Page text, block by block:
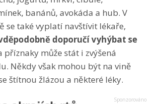
banánů, avokáda a hub. V
se také vyplatí navštívit lékaře,
doporučí vyhýbat se
příznaky může stát i zvýšená
Někdy však mohou být na vině
štítnou žlázou a některé léky.